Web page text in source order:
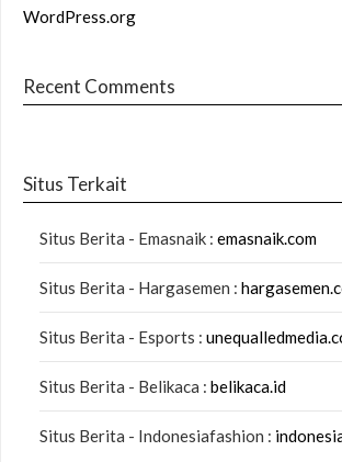
WordPress.org
Recent Comments
Situs Terkait
Situs Berita - Emasnaik : emasnaik.com
Situs Berita - Hargasemen :
Situs Berita - Esports :
Situs Berita - Belikaca : belikaca.id
Situs Berita - Indonesiafashion :